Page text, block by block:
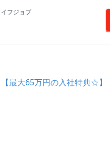
フジョブ
【最大65万円の入社特典☆